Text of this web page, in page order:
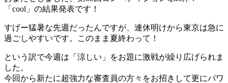
「cool」の結果発表です！
すげー猛暑な先週だったんですが、連休明けから東京は急に
過ごしやすいです。このまま夏終わって！
という訳で今週は「涼しい」をお題に激戦が繰り広げられま
した。
今回から新たに超強力な審査員の方々をお招きして更にパワ